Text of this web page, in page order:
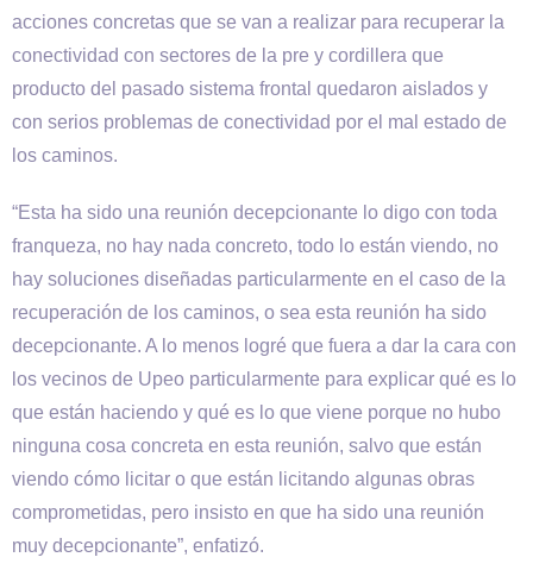
acciones concretas que se van a realizar para recuperar la
conectividad con sectores de la pre y cordillera que
producto del pasado sistema frontal quedaron aislados y
con serios problemas de conectividad por el mal estado de
los caminos.
“Esta ha sido una reunión decepcionante lo digo con toda
franqueza, no hay nada concreto, todo lo están viendo, no
hay soluciones diseñadas particularmente en el caso de la
recuperación de los caminos, o sea esta reunión ha sido
decepcionante. A lo menos logré que fuera a dar la cara con
los vecinos de Upeo particularmente para explicar qué es lo
que están haciendo y qué es lo que viene porque no hubo
ninguna cosa concreta en esta reunión, salvo que están
viendo cómo licitar o que están licitando algunas obras
comprometidas, pero insisto en que ha sido una reunión
muy decepcionante”, enfatizó.